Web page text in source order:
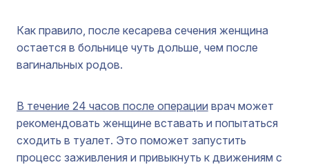
Как правило, после кесарева сечения женщина
остается в больнице чуть дольше, чем после
вагинальных родов.
В течение 24 часов после операции врач может
рекомендовать женщине вставать и попытаться
сходить в туалет. Это поможет запустить
процесс заживления и привыкнуть к движениям с